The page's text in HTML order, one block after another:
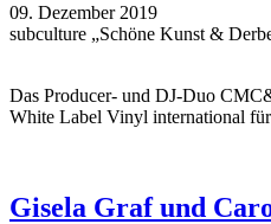
09. Dezember 2019
subculture „Schöne Kunst &
Das Producer- und DJ-Duo
White Label Vinyl international
Gisela Graf und